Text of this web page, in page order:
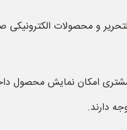
و محصولات
امکان نمایش محصول
دارند.